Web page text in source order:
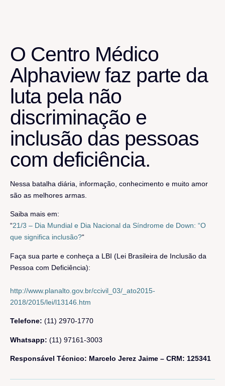
O Centro Médico
Alphaview faz parte da
luta pela não
discriminação e
inclusão das pessoas
com deficiência.
Nessa batalha diária, informação, conhecimento e muito amor
são as melhores armas.
Saiba mais em:
“21/3 – Dia Mundial e Dia Nacional da Síndrome de Down: “O
que significa inclusão?“
Faça sua parte e conheça a LBI (Lei Brasileira de Inclusão da
Pessoa com Deficiência):
http://www.planalto.gov.br/ccivil_03/_ato2015-
2018/2015/lei/l13146.htm
Telefone: (11) 2970-1770
Whatsapp: (11) 97161-3003
Responsável Técnico: Marcelo Jerez Jaime – CRM: 125341